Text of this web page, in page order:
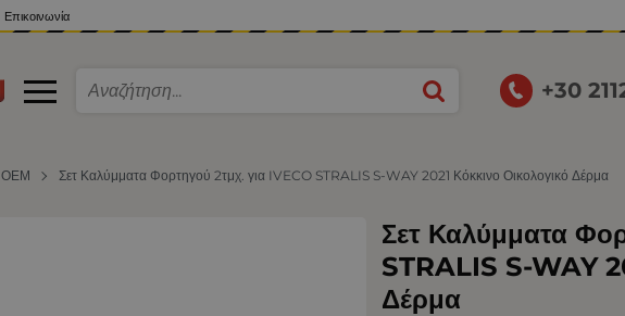
Επικοινωνία
+30
ΟΕΜ Σετ Καλύμματα Φορτηγού 2τμχ. για IVECO STRALIS S-WAY 2021 Κόκκινο Οικολογικό Δέρμα
Σετ Καλύμματα
STRALIS S-WAY
Δέρμα